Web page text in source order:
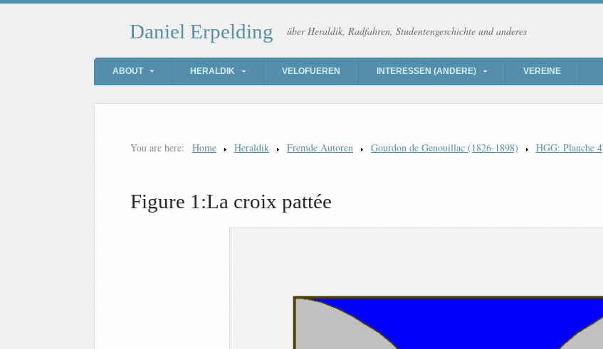
Daniel Erpelding über Heraldik, Radfahren, Studentengeschichte und anderes
ABOUT HERALDIK VELOFUEREN INTERESSEN (ANDERE) VEREINE
You are here: Home Heraldik Fremde Autoren Gourdon de Genouillac (1826-1898) HGG: Planche 4
Figure 1:La croix pattée